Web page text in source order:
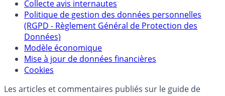
épargne
Collecte avis internautes
Politique de gestion des données personnelles
(RGPD - Règlement Général de Protection des
Données)
Modèle économique
Cookies